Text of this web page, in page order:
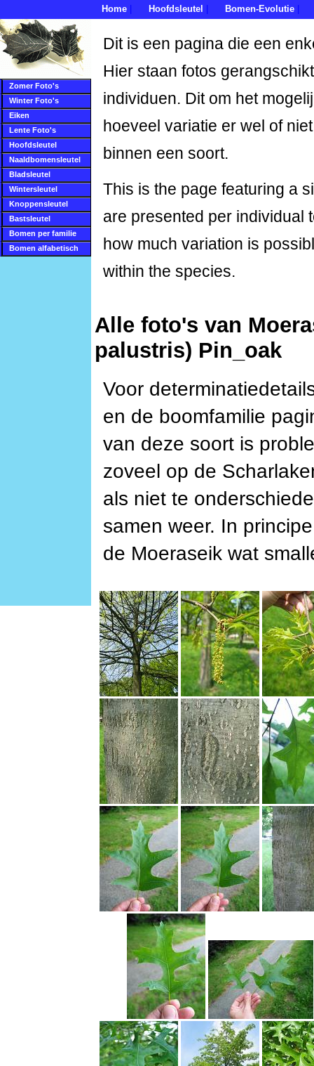
Home Hoofdsleutel Bomen-Evolutie
Zomer Foto's
Winter Foto's
Eiken
Lente Foto's
Hoofdsleutel
Naaldbomensleutel
Bladsleutel
Wintersleutel
Knoppensleutel
Bastsleutel
Bomen per familie
Bomen alfabetisch
Dit is een pagina die een
Hier staan fotos
individuen. Dit om het
hoeveel variatie er wel of
binnen een soort.
This is the page featuring a
are presented per individual
how much variation is
within the species.
Alle foto's van
palustris) Pin_oak
Voor
en de boomfamilie
van deze soort is
zoveel op de
als niet te
samen weer. In
de Moeraseik wat